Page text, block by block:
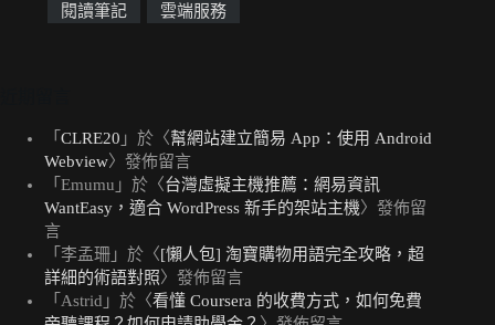
閱讀筆記
雲端服務
「 CLRE20 」於〈幫網站建立簡易 App：使用 Android
Webview〉發佈留言
「 Emumu 」於〈台灣虛擬主機推薦：網易資訊
WantEasy，適合 WordPress 新手的架站主機〉發佈留
言
「 李孟珊 」於〈[懶人包] 淘寶購物用語完全攻略，超
詳細的術語對照〉發佈留言
「 Astrid 」於〈看懂 Coursera 的收費方式，如何免費